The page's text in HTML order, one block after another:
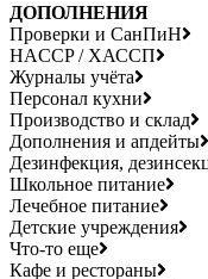
ДОПОЛНЕНИЯ
Проверки и СанПиН
HACCP / ХАССП
Журналы учёта
Персонал кухни
Производство и склад
Дополнения и апдейты
Дезинфекция,
Школьное питание
Лечебное питание
Детские учреждения
Что-то еще
Кафе и рестораны